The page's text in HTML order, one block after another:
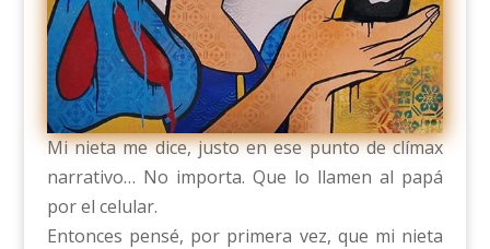
Mi nieta me dice, justo en ese punto de clímax
narrativo… No importa. Que lo llamen al papá
por el celular.
Entonces pensé, por primera vez, que mi nieta